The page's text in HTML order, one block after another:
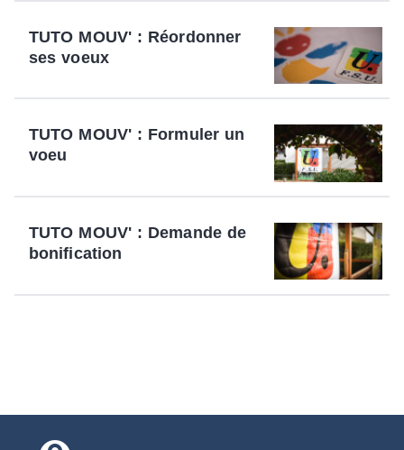
TUTO MOUV' : Réordonner
ses voeux
TUTO MOUV' : Formuler un
voeu
TUTO MOUV' : Demande de
bonification